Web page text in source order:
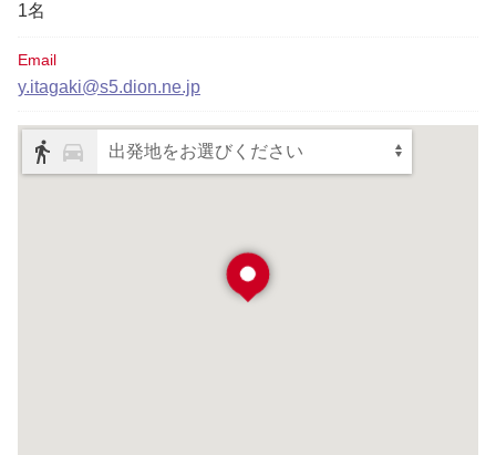
1名
Email
y.itagaki@s5.dion.ne.jp
出発地をお選びください